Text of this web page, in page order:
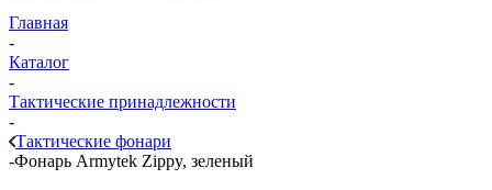
Главная
-
Каталог
-
Тактические принадлежности
-
Тактические фонари
-Фонарь Armytek Zippy, зеленый